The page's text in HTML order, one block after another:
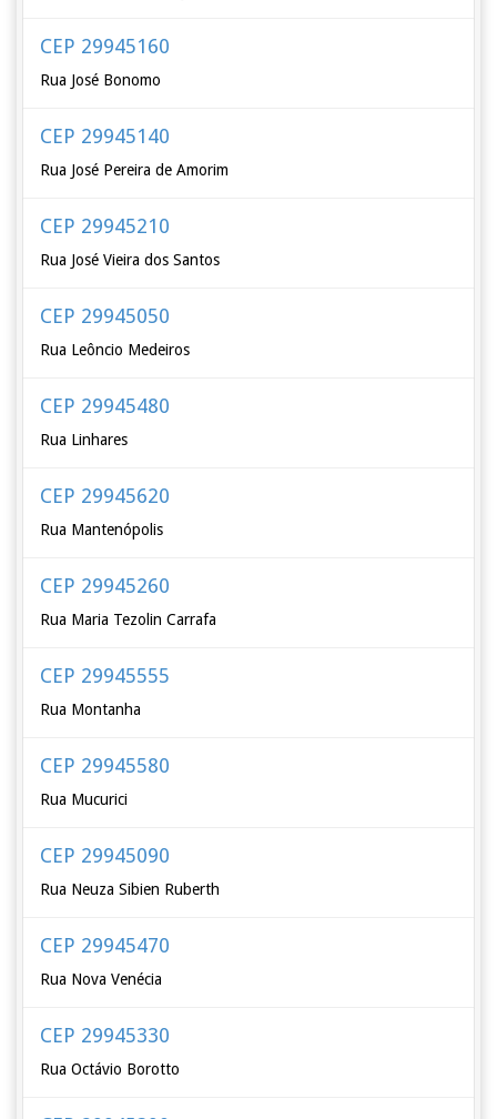
CEP 29945160
Rua José Bonomo
CEP 29945140
Rua José Pereira de Amorim
CEP 29945210
Rua José Vieira dos Santos
CEP 29945050
Rua Leôncio Medeiros
CEP 29945480
Rua Linhares
CEP 29945620
Rua Mantenópolis
CEP 29945260
Rua Maria Tezolin Carrafa
CEP 29945555
Rua Montanha
CEP 29945580
Rua Mucurici
CEP 29945090
Rua Neuza Sibien Ruberth
CEP 29945470
Rua Nova Venécia
CEP 29945330
Rua Octávio Borotto